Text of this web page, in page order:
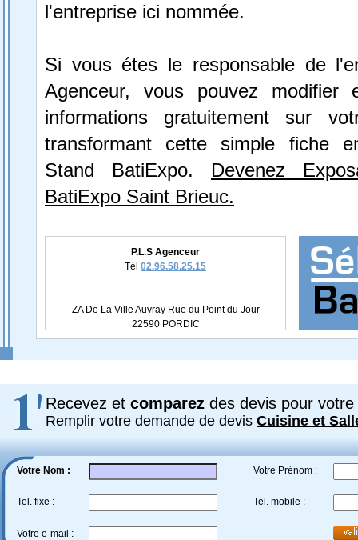
l'entreprise ici nommée.
Si vous étes le responsable de
Agenceur, vous pouvez modifier
informations gratuitement sur
transformant cette simple fiche
Stand BatiExpo. Devenez
BatiExpo Saint Brieuc.
P.L.S Agenceur
Tél 02.96.58.25.15
ZA De La Ville Auvray Rue du Point du Jour
22590 PORDIC
Recevez et comparez des devis pour votre
Remplir votre demande de devis Cuisine et
Votre Nom : Votre Prénom :
Tel. fixe : Tel. mobile :
Votre e-mail :